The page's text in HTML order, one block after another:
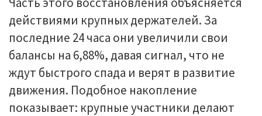
действиями крупных держателей. За
последние 24 часа они увеличили свои
балансы на 6,88%, давая сигнал, что не
ждут быстрого спада и верят в развитие
движения. Подобное накопление
показывает: крупные участники делают